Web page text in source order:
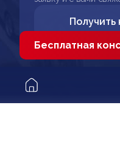
Получить
Бесплатная